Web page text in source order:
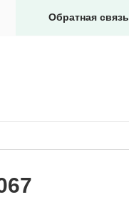
Обратная связь